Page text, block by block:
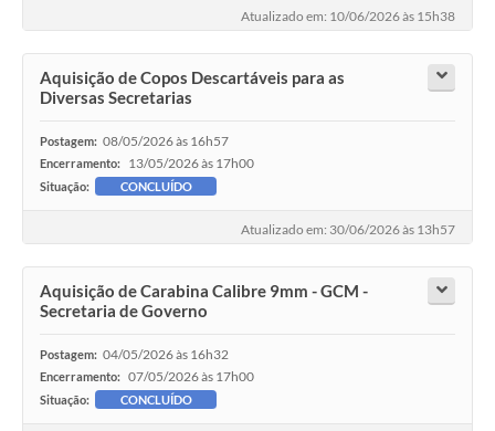
Atualizado em: 10/06/2026 às 15h38
Aquisição de Copos Descartáveis para as
Diversas Secretarias
Postagem: 08/05/2026 às 16h57
Encerramento: 13/05/2026 às 17h00
Situação: CONCLUÍDO
Atualizado em: 30/06/2026 às 13h57
Aquisição de Carabina Calibre 9mm - GCM -
Secretaria de Governo
Postagem: 04/05/2026 às 16h32
Encerramento: 07/05/2026 às 17h00
Situação: CONCLUÍDO